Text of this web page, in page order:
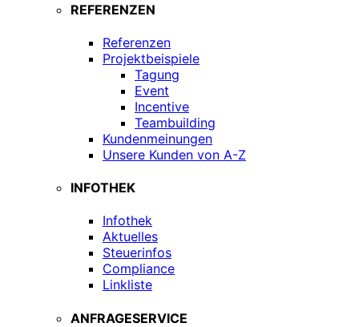
REFERENZEN
Referenzen
Projektbeispiele
Tagung
Event
Incentive
Teambuilding
Kundenmeinungen
Unsere Kunden von A-Z
INFOTHEK
Infothek
Aktuelles
Steuerinfos
Compliance
Linkliste
ANFRAGESERVICE